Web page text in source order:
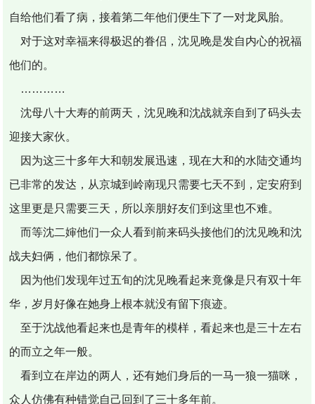
自给他们看了病，接着第二年他们便生下了一对龙凤胎。
对于这对幸福来得极迟的眷侣，沈见晚是发自内心的祝福
他们的。
…………
沈母八十大寿的前两天，沈见晚和沈战就亲自到了码头去
迎接大家伙。
因为这三十多年大和朝发展迅速，现在大和的水陆交通均
已非常的发达，从京城到岭南现只需要七天不到，定安府到
这里更是只需要三天，所以亲朋好友们到这里也不难。
而等沈二婶他们一众人看到前来码头接他们的沈见晚和沈
战夫妇俩，他们都惊呆了。
因为他们发现年过五旬的沈见晚看起来竟像是只有双十年
华，岁月好像在她身上根本就没有留下痕迹。
至于沈战他看起来也是青年的模样，看起来也是三十左右
的而立之年一般。
看到立在岸边的两人，还有她们身后的一马一狼一猫咪，
众人仿佛有种错觉自己回到了三十多年前。